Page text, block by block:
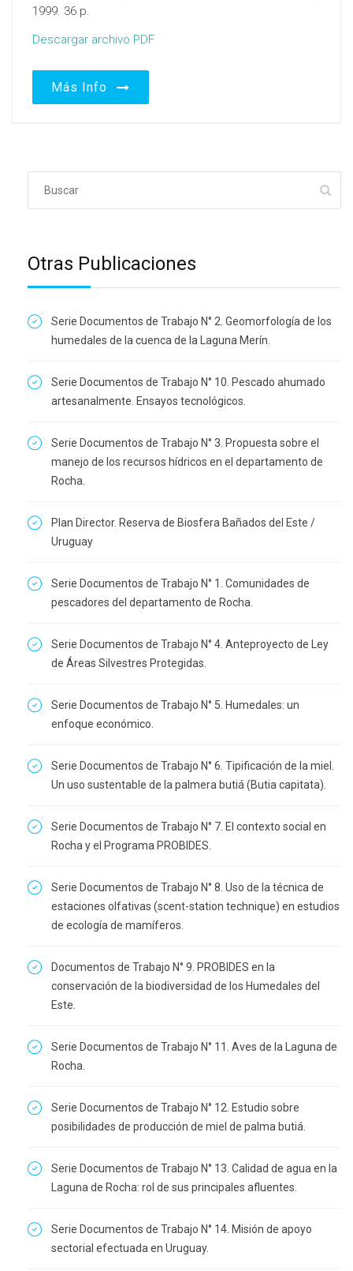
1999. 36 p.
Descargar archivo PDF
Más Info
Otras Publicaciones
Serie Documentos de Trabajo N° 2. Geomorfología de los
humedales de la cuenca de la Laguna Merín.
Serie Documentos de Trabajo N° 10. Pescado ahumado
artesanalmente. Ensayos tecnológicos.
Serie Documentos de Trabajo N° 3. Propuesta sobre el
manejo de los recursos hídricos en el departamento de
Rocha.
Plan Director. Reserva de Biosfera Bañados del Este /
Uruguay
Serie Documentos de Trabajo N° 1. Comunidades de
pescadores del departamento de Rocha.
Serie Documentos de Trabajo N° 4. Anteproyecto de Ley
de Áreas Silvestres Protegidas.
Serie Documentos de Trabajo N° 5. Humedales: un
enfoque económico.
Serie Documentos de Trabajo N° 6. Tipificación de la miel.
Un uso sustentable de la palmera butiá (Butia capitata).
Serie Documentos de Trabajo N° 7. El contexto social en
Rocha y el Programa PROBIDES.
Serie Documentos de Trabajo N° 8. Uso de la técnica de
estaciones olfativas (scent-station technique) en estudios
de ecología de mamíferos.
Documentos de Trabajo N° 9. PROBIDES en la
conservación de la biodiversidad de los Humedales del
Este.
Serie Documentos de Trabajo N° 11. Aves de la Laguna de
Rocha.
Serie Documentos de Trabajo N° 12. Estudio sobre
posibilidades de producción de miel de palma butiá.
Serie Documentos de Trabajo N° 13. Calidad de agua en la
Laguna de Rocha: rol de sus principales afluentes.
Serie Documentos de Trabajo N° 14. Misión de apoyo
sectorial efectuada en Uruguay.